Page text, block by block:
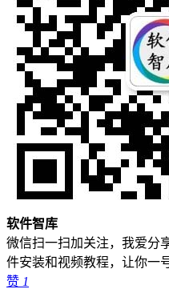
软件智库
微信扫一扫加关注，我爱分
件安装和视频教程，让你一
赞 1